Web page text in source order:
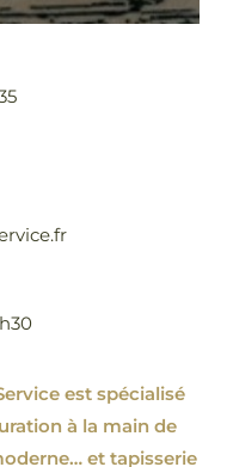
est spécialisé
à la main de
et tapisserie